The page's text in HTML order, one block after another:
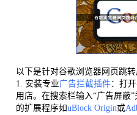
以下是针对谷歌浏览器网页跳
1. 安装专业广告拦截插件：打
用店。在搜索栏输入“广告屏蔽
的扩展程序如uBlock Origin或